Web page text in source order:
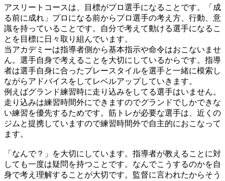
アスリートコースは、目標がプロ選手になることです。「成
る前に成れ」プロになる前からプロ選手の考え方、行動、意
識を持っていることです。自分で考えて動ける選手になるこ
とを目標に日々取り組んでいます。
当アカデミーは指導者側から基本指示や命令はおこないませ
ん。選手自身で考えることを大切にしているからです。指導
者は選手自身に合ったプレースタイルを選手と一緒に模索し
ながらアドバイスをしてレベルアップしていきます。
例えばグランド練習時に走り込みをしてる選手はいません。
走り込みは練習時間外にできますのでグランドでしかできな
い練習を優先するためです。筋トレが必要な選手は、近くの
ジムと提携していますので練習時間外で自主的におこなって
ます。
「なんで？」を大切にしています。指導者が教えることに対
しても一度は疑問を持つことです。なんでこうするのかを自
身で考え理解することが大切です。監督に言われたからそう